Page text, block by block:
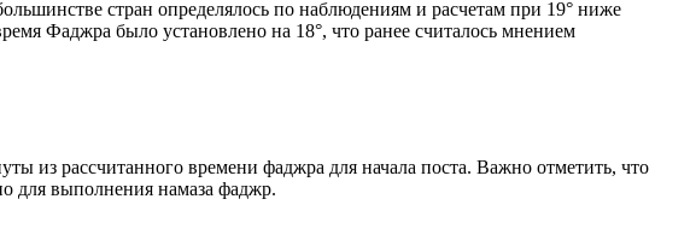
стран определялось по наблюдениям и расчетам при 19° ниже
Фаджра было установлено на 18°, что ранее считалось мнением
из рассчитанного времени фаджра для начала поста. Важно отметить, что
для выполнения намаза фаджр.